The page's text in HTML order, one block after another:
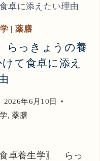
卓に添えたい理由
|薬膳
らっきょうの養
て食卓に添え
2026年6月10日
,薬膳
卓養生学〗 らっ